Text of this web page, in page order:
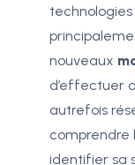
nouveaux
d’effectuer
autrefois
comprendre
identifier sa